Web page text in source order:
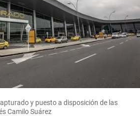
y puesto a disposición de las
Camilo Suárez